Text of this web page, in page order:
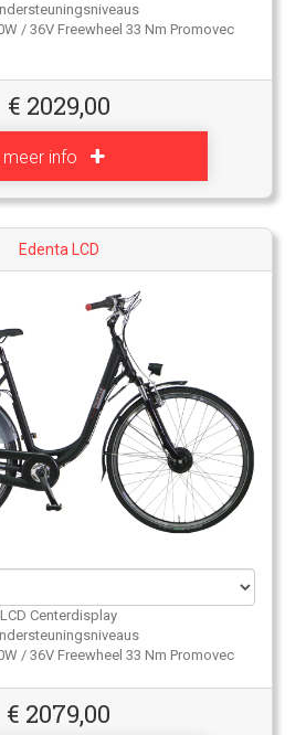
/ 36V Freewheel 33 Nm Promovec
€ 2029,00
meer info
Edenta LCD
LCD Centerdisplay
/ 36V Freewheel 33 Nm Promovec
€ 2079,00